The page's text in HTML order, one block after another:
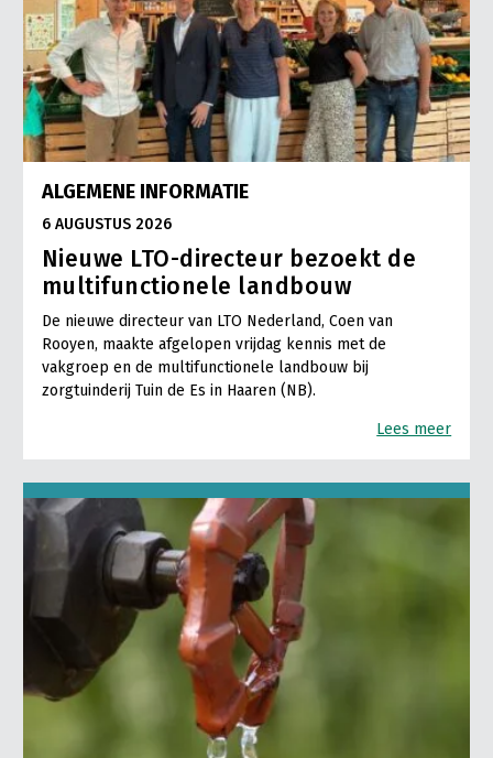
ALGEMENE INFORMATIE
6 AUGUSTUS 2026
Nieuwe LTO-directeur bezoekt de
multifunctionele landbouw
De nieuwe directeur van LTO Nederland, Coen van
Rooyen, maakte afgelopen vrijdag kennis met de
vakgroep en de multifunctionele landbouw bij
zorgtuinderij Tuin de Es in Haaren (NB).
Lees meer